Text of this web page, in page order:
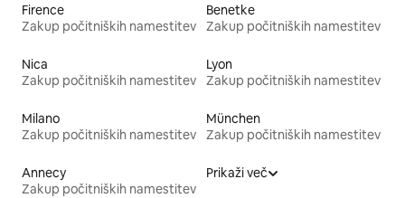
Firence
Zakup počitniških namestitev
Benetke
Zakup počitniških namestitev
Nica
Zakup počitniških namestitev
Lyon
Zakup počitniških namestitev
Milano
Zakup počitniških namestitev
München
Zakup počitniških namestitev
Annecy
Zakup počitniških namestitev
Prikaži več